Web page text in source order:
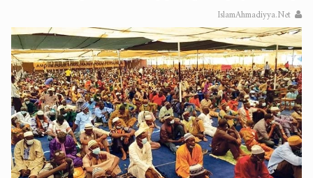
اقرأ هذا الكتاب وتعرّف على حقيقة
الحجّ.. دلالات، حِكم، وأهداف >> المزيد
اقرأ هذا المقال في أهمية عيد
IslamAhmadiyya.Net